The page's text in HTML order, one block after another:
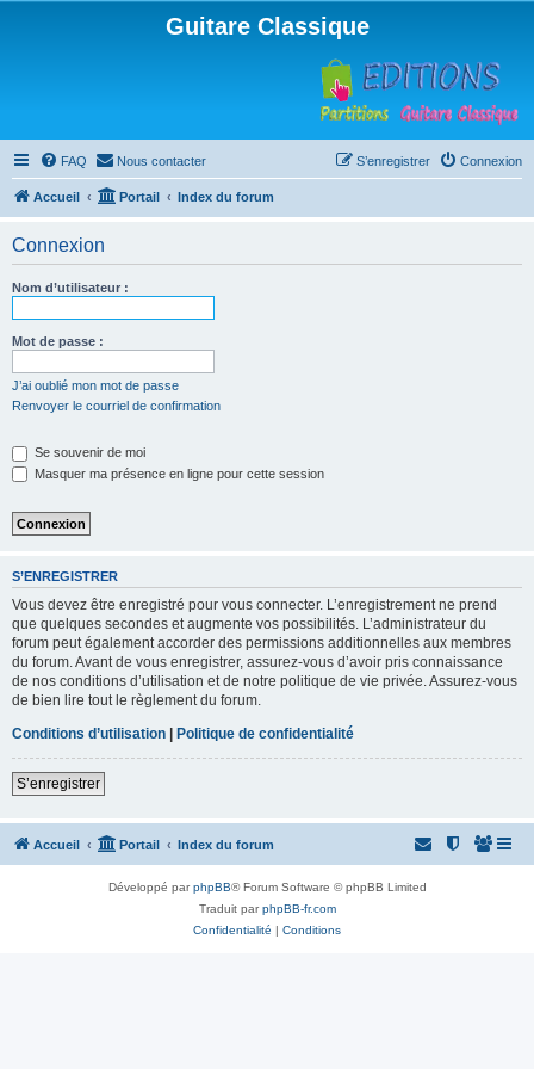
Guitare Classique
FAQ Nous contacter Connexion
S’enregistrer
Accueil Portail Index du forum
Connexion
Nom d’utilisateur :
Mot de passe :
J’ai oublié mon mot de passe
Renvoyer le courriel de confirmation
Se souvenir de moi
Masquer ma présence en ligne pour cette session
S’ENREGISTRER
Vous devez être enregistré pour vous connecter. L’enregistrement ne prend
que quelques secondes et augmente vos possibilités. L’administrateur du
forum peut également accorder des permissions additionnelles aux membres
du forum. Avant de vous enregistrer, assurez-vous d’avoir pris connaissance
de nos conditions d’utilisation et de notre politique de vie privée. Assurez-vous
de bien lire tout le règlement du forum.
Conditions d’utilisation | Politique de confidentialité
S’enregistrer
Accueil Portail Index du forum
Développé parphpBB® Forum Software © phpBB Limited
Traduit parphpBB-fr.com
Confidentialité | Conditions